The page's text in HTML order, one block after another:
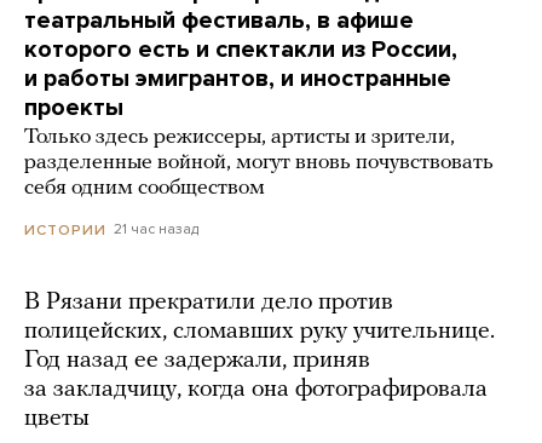
театральный фестиваль, в афише
которого есть и спектакли из России,
и работы эмигрантов, и иностранные
проекты
Только здесь режиссеры, артисты и зрители,
разделенные войной, могут вновь почувствовать
себя одним сообществом
ИСТОРИИ 21 час назад
В Рязани прекратили дело против
полицейских, сломавших руку учительнице.
Год назад ее задержали, приняв
за закладчицу, когда она фотографировала
цветы